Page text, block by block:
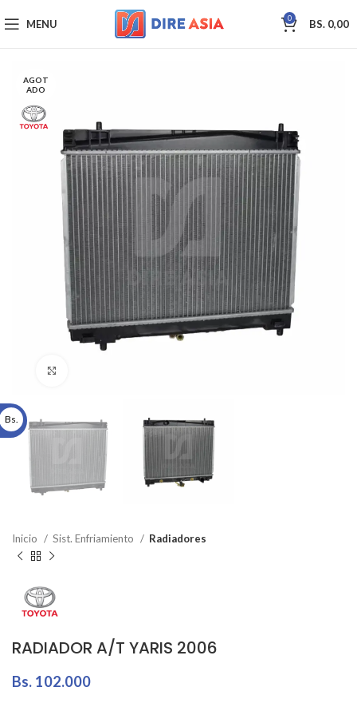
MENU 0 BS. 0,00
AGOT
ADO
Inicio Sist. Enfriamiento Radiadores
RADIADOR A/T YARIS 2006
Bs. 102.000
Bs.